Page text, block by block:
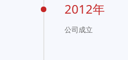
2012年
公司成立